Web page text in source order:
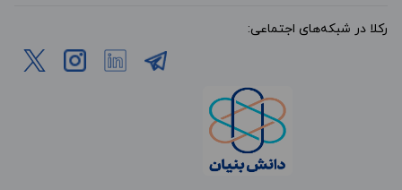
رکلا در شبکه‌های اجتماعی: